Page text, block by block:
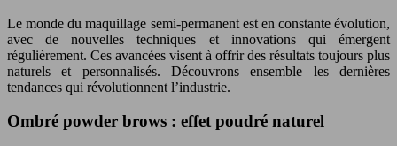
Le monde du maquillage semi-permanent est en constante évolution,
avec de nouvelles techniques et innovations qui émergent
régulièrement. Ces avancées visent à offrir des résultats toujours plus
naturels et personnalisés. Découvrons ensemble les dernières
tendances qui révolutionnent l’industrie.
Ombré powder brows : effet poudré naturel